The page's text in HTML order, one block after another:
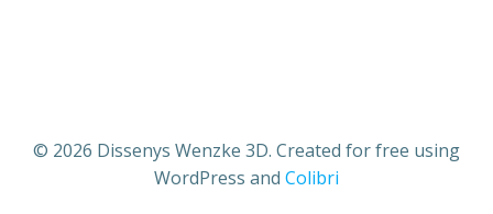
© 2026 Dissenys Wenzke 3D. Created for free using
WordPress and Colibri